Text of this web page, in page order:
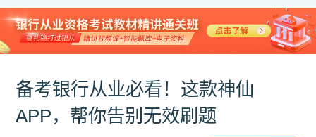
备考银行从业必看！这款神仙
APP，帮你告别无效刷题